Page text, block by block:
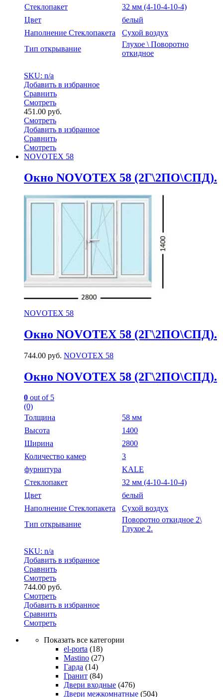
Стеклопакет
32 мм (4-10-4-10-4)
Цвет
белый
Наполнение Стеклопакета
Сухой воздух
Тип открывание
Глухое \ Поворотно
откидное
SKU: n/a
Добавить в избранное
Сравнить
Смотреть
451.00 руб.
Смотреть
Добавить в избранное
Сравнить
Смотреть
NOVOTEX 58
Окно NOVOTEX 58 (2Г\2ПО\СПД).
NOVOTEX 58
Окно NOVOTEX 58 (2Г\2ПО\СПД).
744.00 руб. NOVOTEX 58
Окно NOVOTEX 58 (2Г\2ПО\СПД).
0 out of 5
(0)
Толщина
58 мм
Высота
1400
Ширина
2800
Количество камер
3
фурнитура
KALE
Стеклопакет
32 мм (4-10-4-10-4)
Цвет
белый
Наполнение Стеклопакета
Сухой воздух
Тип открывание
Поворотно откидное 2\
Глухое 2.
SKU: n/a
Добавить в избранное
Сравнить
Смотреть
744.00 руб.
Смотреть
Добавить в избранное
Сравнить
Смотреть
Показать все категории
el-porta (18)
Mastino (27)
Гарда (14)
Гранит (84)
Двери входные (476)
Двери межкомнатные (504)